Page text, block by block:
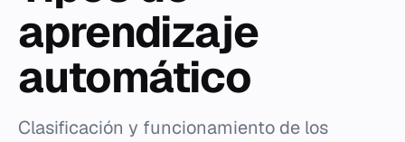
aprendizaje
automático
Clasificación y funcionamiento de los